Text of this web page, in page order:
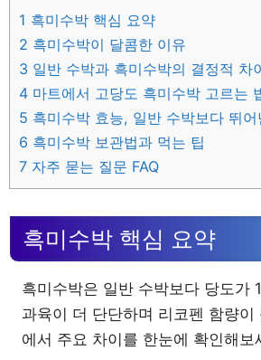
1 흑미수박 핵심 요약
2 흑미수박이 달콤한 이유
3 일반 수박과 흑미수박의 결정적 차
4 마트에서 고당도 흑미수박 고르는
5 흑미수박 효능, 일반 수박보다 뛰어
6 흑미수박 보관법과 먹는 팁
7 자주 묻는 질문 FAQ
흑미수박 핵심 요약
흑미수박은 일반 수박보다 당도가
과육이 더 단단하며 리코펜 함량이
에서 주요 차이를 한눈에 확인해보